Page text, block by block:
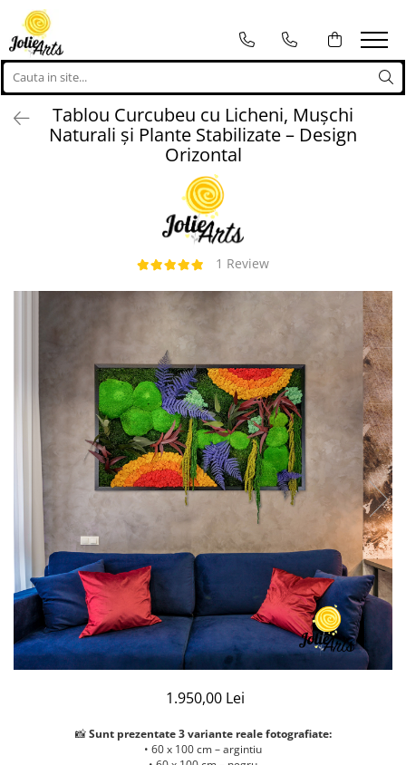
Tablouri
Tablouri cu licheni, muschi si
plante naturale stabilizate
Tablouri licheni
Proiecte personalizate
Proiecte personalizate
Logo-uri personalizate
Tablou Curcubeu cu Licheni, Mușchi
Naturali și Plante Stabilizate – Design
Orizontal
1 Review
1.950,00 Lei
📸Sunt prezentate 3 variante reale fotografiate:
• 60 x 100 cm – argintiu